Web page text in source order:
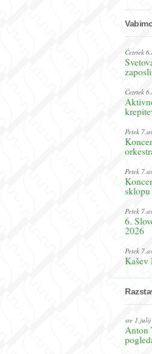
Četrtek
Četrtek
Petek
Petek
sklopu
Petek
6.
2026
Petek
Kašev
sre
Anton